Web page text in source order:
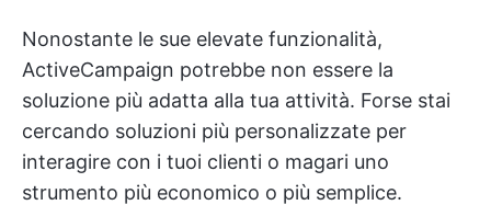
Nonostante le sue elevate funzionalità,
ActiveCampaign potrebbe non essere la
soluzione più adatta alla tua attività. Forse stai
cercando soluzioni più personalizzate per
interagire con i tuoi clienti o magari uno
strumento più economico o più semplice.